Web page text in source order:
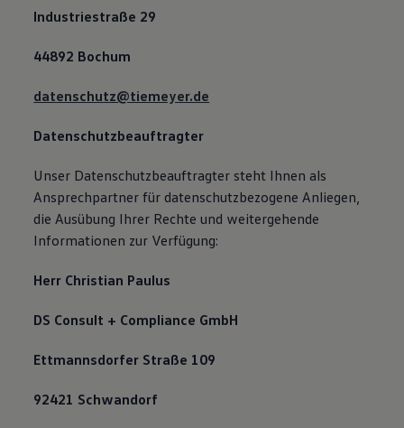
Industriestraße 29
44892 Bochum
datenschutz@tiemeyer.de
Datenschutzbeauftragter
Unser Datenschutzbeauftragter steht Ihnen als
Ansprechpartner für datenschutzbezogene Anliegen,
die Ausübung Ihrer Rechte und weitergehende
Informationen zur Verfügung:
Herr Christian Paulus
DS Consult + Compliance GmbH
Ettmannsdorfer Straße 109
92421 Schwandorf